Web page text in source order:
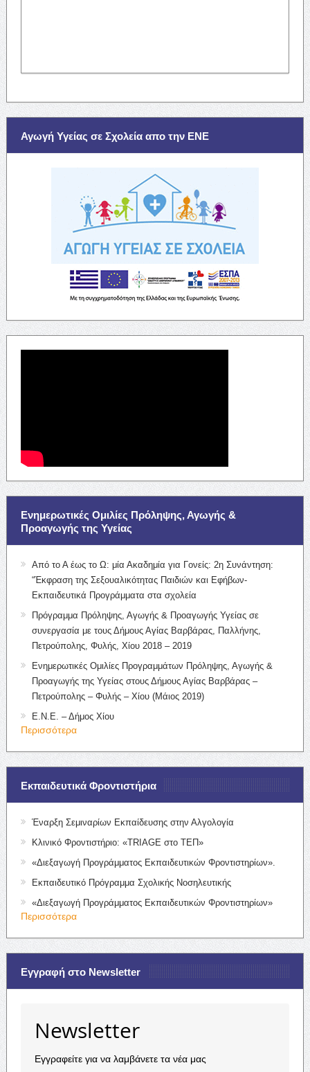
Αγωγή Υγείας σε Σχολεία απο την ΕΝΕ
Ενημερωτικές Ομιλίες Πρόληψης, Αγωγής &
Προαγωγής της Υγείας
Από το Α έως το Ω: μία Ακαδημία για Γονείς: 2η Συνάντηση:
“Έκφραση της Σεξουαλικότητας Παιδιών και Εφήβων-
Εκπαιδευτικά Προγράμματα στα σχολεία
Πρόγραμμα Πρόληψης, Αγωγής & Προαγωγής Υγείας σε
συνεργασία με τους Δήμους Αγίας Βαρβάρας, Παλλήνης,
Πετρούπολης, Φυλής, Χίου 2018 – 2019
Ενημερωτικές Ομιλίες Προγραμμάτων Πρόληψης, Αγωγής &
Προαγωγής της Υγείας στους Δήμους Αγίας Βαρβάρας –
Πετρούπολης – Φυλής – Χίου (Μάιος 2019)
Ε.Ν.Ε. – Δήμος Χίου
Περισσότερα
Εκπαιδευτικά Φροντιστήρια
Έναρξη Σεμιναρίων Εκπαίδευσης στην Αλγολογία
Κλινικό Φροντιστήριο: «TRIAGE στο ΤΕΠ»
«Διεξαγωγή Προγράμματος Εκπαιδευτικών Φροντιστηρίων».
Εκπαιδευτικό Πρόγραμμα Σχολικής Νοσηλευτικής
«Διεξαγωγή Προγράμματος Εκπαιδευτικών Φροντιστηρίων»
Περισσότερα
Εγγραφή στο Newsletter
Newsletter
Εγγραφείτε για να λαμβάνετε τα νέα μας